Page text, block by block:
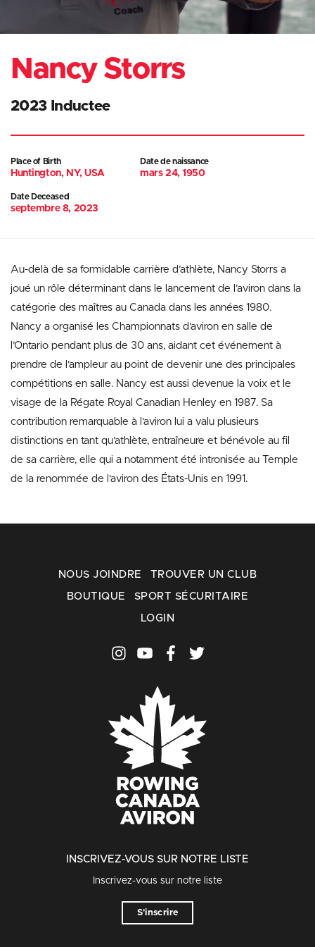
Nancy Storrs
2023 Inductee
Place of Birth
Huntington, NY, USA
Date de naissance
mars 24, 1950
Date Deceased
septembre 8, 2023
Au-delà de sa formidable carrière d’athlète, Nancy Storrs a
joué un rôle déterminant dans le lancement de l’aviron dans la
catégorie des maîtres au Canada dans les années 1980.
Nancy a organisé les Championnats d’aviron en salle de
l’Ontario pendant plus de 30 ans, aidant cet événement à
prendre de l’ampleur au point de devenir une des principales
compétitions en salle. Nancy est aussi devenue la voix et le
visage de la Régate Royal Canadian Henley en 1987. Sa
contribution remarquable à l’aviron lui a valu plusieurs
distinctions en tant qu’athlète, entraîneure et bénévole au fil
de sa carrière, elle qui a notamment été intronisée au Temple
de la renommée de l’aviron des États-Unis en 1991.
NOUS JOINDRE TROUVER UN CLUB
BOUTIQUE SPORT SÉCURITAIRE
LOGIN
INSCRIVEZ-VOUS SUR NOTRE LISTE
Inscrivez-vous sur notre liste
S'inscrire